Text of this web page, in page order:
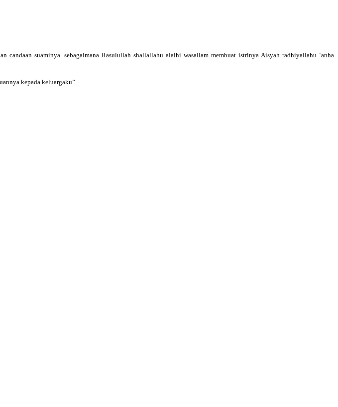
suaminya. sebagaimana Rasulullah shallallahu alaihi wasallam membuat istrinya Aisyah radhiyallahu ‘anha
kepada keluargaku”.